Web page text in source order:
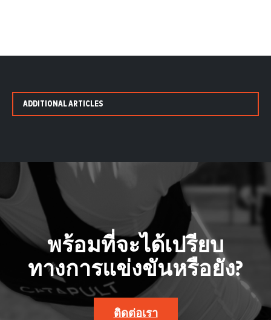
ADDITIONAL ARTICLES
พร้อมที่จะได้เปรียบ
ทางการแข่งขันหรือยัง?
ติดต่อเรา